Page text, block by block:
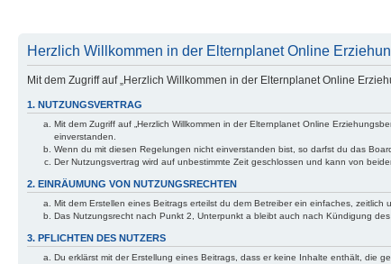
Herzlich Willkommen in der Elternplanet Online
Mit dem Zugriff auf „Herzlich Willkommen in der Elternplanet Online
1. NUTZUNGSVERTRAG
Mit dem Zugriff auf „Herzlich Willkommen in der Elternplanet Online
einverstanden.
Wenn du mit diesen Regelungen nicht einverstanden bist, so darfst du das
Der Nutzungsvertrag wird auf unbestimmte Zeit geschlossen und kann von
2. EINRÄUMUNG VON NUTZUNGSRECHTEN
Mit dem Erstellen eines Beitrags erteilst du dem Betreiber ein einfaches,
Das Nutzungsrecht nach Punkt 2, Unterpunkt a bleibt auch nach Kündigung
3. PFLICHTEN DES NUTZERS
Du erklärst mit der Erstellung eines Beitrags, dass er keine Inhalte enthält, die